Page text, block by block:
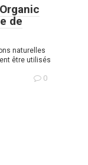
de
naturelles
être utilisés
0